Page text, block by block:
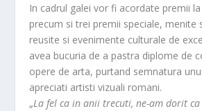
In cadrul galei vor fi acordate premii
precum si trei premii speciale, menite
reusite si evenimente culturale de
avea bucuria de a pastra diplome de
opere de arta, purtand semnatura
apreciati artisti vizuali romani.
„La fel ca in anii trecuti, ne-am dorit